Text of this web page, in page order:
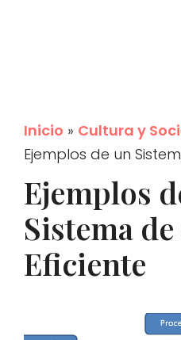
Inicio » Cultura y
Ejemplos de un
Ejemplos
Sistema
Eficiente